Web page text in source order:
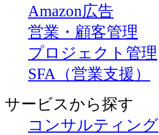
Amazon広告
営業・顧客管理
プロジェクト管理
SFA（営業支援）
サービスから探す
コンサルティング